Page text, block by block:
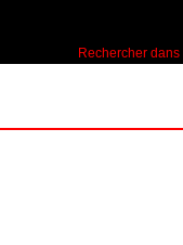
Rechercher dans